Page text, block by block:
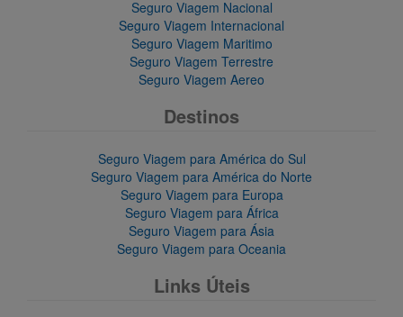
Seguro Viagem Nacional
Seguro Viagem Internacional
Seguro Viagem Maritimo
Seguro Viagem Terrestre
Seguro Viagem Aereo
Destinos
Seguro Viagem para América do Sul
Seguro Viagem para América do Norte
Seguro Viagem para Europa
Seguro Viagem para África
Seguro Viagem para Ásia
Seguro Viagem para Oceania
Links Úteis